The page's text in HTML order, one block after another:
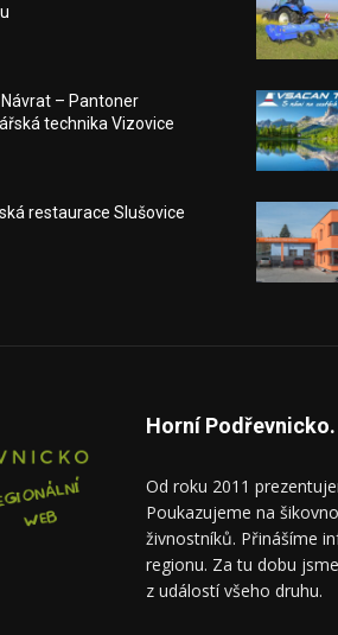
– Pantoner
technika Vizovice
restaurace Slušovice
Horní
Od roku 2011
Poukazujeme na
živnostníků. Přinášíme
regionu. Za tu dobu
z událostí všeho druhu.